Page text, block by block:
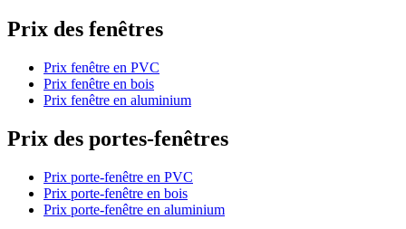
Prix des fenêtres
Prix fenêtre en PVC
Prix fenêtre en bois
Prix fenêtre en aluminium
Prix des portes-fenêtres
Prix porte-fenêtre en PVC
Prix porte-fenêtre en bois
Prix porte-fenêtre en aluminium